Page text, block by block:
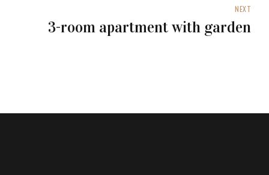
NEXT
3-room apartment with garden